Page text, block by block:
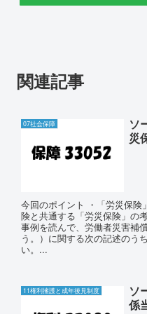
関連記事
07社会保障
ソ
災
今回のポイント ・「労災保
険と共通する「労災保険」の
事例を読んで、労働者災害補
う。）に関する次の記述のう
い。...
11権利擁護と成年後見制度
ソ
係